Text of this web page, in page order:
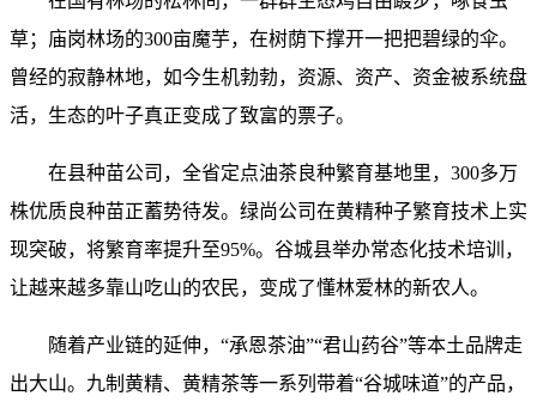
草；庙岗林场的300亩魔芋，在树荫下撑开一把把碧绿的伞。
曾经的寂静林地，如今生机勃勃，资源、资产、资金被系统盘
活，生态的叶子真正变成了致富的票子。
在县种苗公司，全省定点油茶良种繁育基地里，300多万
株优质良种苗正蓄势待发。绿尚公司在黄精种子繁育技术上实
现突破，将繁育率提升至95%。谷城县举办常态化技术培训，
让越来越多靠山吃山的农民，变成了懂林爱林的新农人。
随着产业链的延伸，“承恩茶油”“君山药谷”等本土品牌走
出大山。九制黄精、黄精茶等一系列带着“谷城味道”的产品，